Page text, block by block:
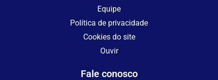
Equipe
Política de privacidade
Cookies do site
Ouvir
Fale conosco